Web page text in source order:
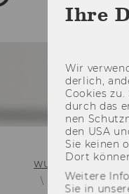
WU
I - 21 Entries
Ihre
Wir
der­lich,
Coo­kies
durch das
nen
den USA
Sie kei­nen
Dort
Weitere
Sie in